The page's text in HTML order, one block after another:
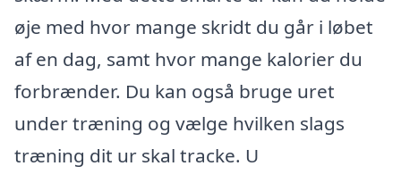
øje med hvor mange skridt du går i løbet
af en dag, samt hvor mange kalorier du
forbrænder. Du kan også bruge uret
under træning og vælge hvilken slags
træning dit ur skal tracke. U